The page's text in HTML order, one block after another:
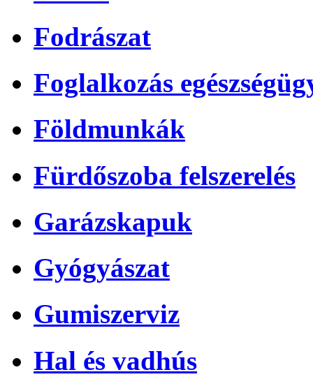
Fodrászat
Foglalkozás
Földmunkák
Fürdőszoba felszerelés
Garázskapuk
Gyógyászat
Gumiszerviz
Hal és vadhús